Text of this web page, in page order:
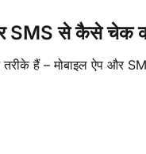
SMS से कैसे चेक
हैं – मोबाइल ऐप और